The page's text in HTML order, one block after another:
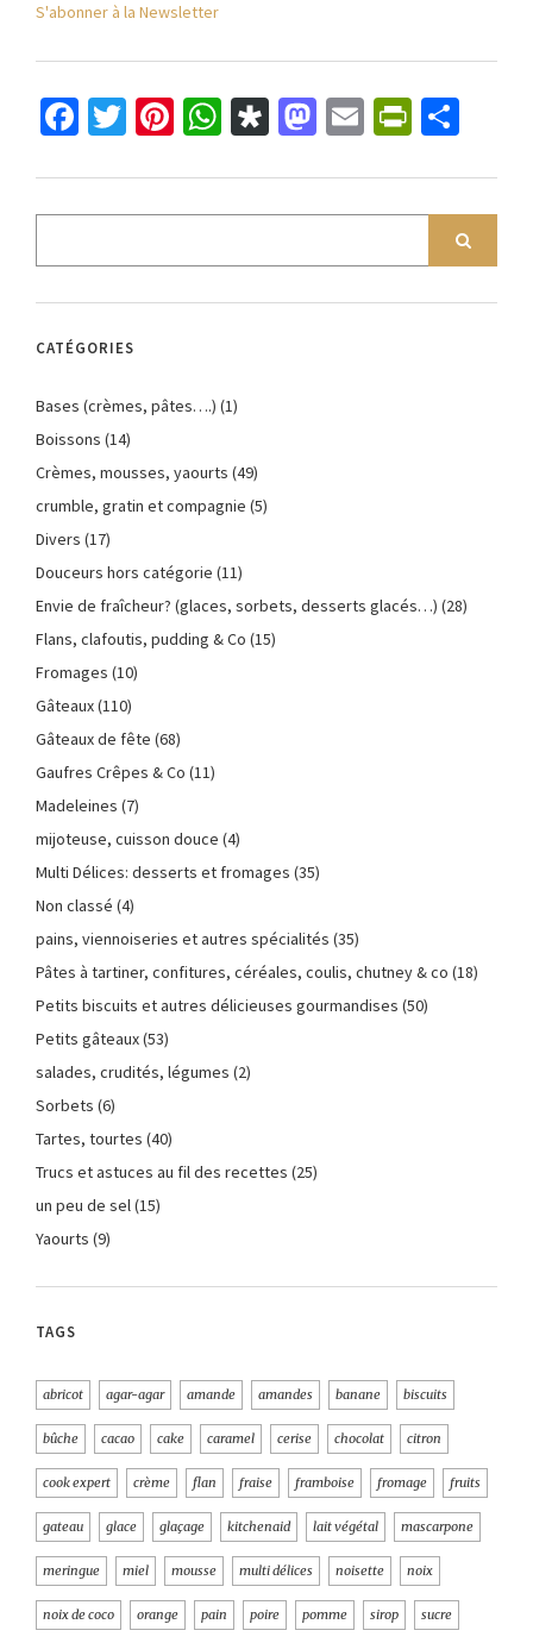
S'abonner à la Newsletter
Facebook
Twitter
Pinterest
WhatsApp
Diaspora
Mastodon
Email
CATÉGORIES
Bases (crèmes, pâtes….) (1)
Boissons (14)
Crèmes, mousses, yaourts (49)
crumble, gratin et compagnie (5)
Divers (17)
Douceurs hors catégorie (11)
Envie de fraîcheur? (glaces, sorbets, desserts glacés…) (28)
Flans, clafoutis, pudding & Co (15)
Fromages (10)
Gâteaux(110)
Gâteaux de fête (68)
Gaufres Crêpes & Co (11)
Madeleines (7)
mijoteuse, cuisson douce (4)
Multi Délices: desserts et fromages (35)
Non classé (4)
pains, viennoiseries et autres spécialités (35)
Pâtes à tartiner, confitures, céréales, coulis, chutney & co (18)
Petits biscuits et autres délicieuses gourmandises (50)
Petits gâteaux(53)
salades, crudités, légumes (2)
Sorbets (6)
Tartes, tourtes (40)
Trucs et astuces au fil des recettes (25)
un peu de sel(15)
Yaourts (9)
TAGS
abricot agar-agar amande amandes banane biscuits
bûche cacao cake caramel cerise chocolat citron
cook expert crème flan fraise framboise fromage fruits
gateau glace glaçage kitchenaid lait végétal mascarpone
meringue miel mousse multi délices noisette noix
noix de coco orange pain poire pomme sirop sucre